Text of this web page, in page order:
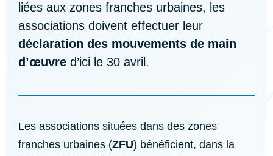
liées aux zones franches urbaines, les
associations doivent effectuer leur
déclaration des mouvements de main
d’œuvre d’ici le 30 avril.
Les associations situées dans des zones
franches urbaines (ZFU) bénéficient, dans la